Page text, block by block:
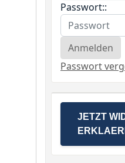
Passwort::
Passwort
JETZT